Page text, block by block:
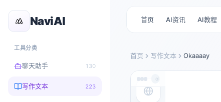
NaviAI
工具分类
聊天助手 130
写作文本 223
首页 AI资讯 AI教程
首页 写作文本 Okaaaay
okaaaay.com